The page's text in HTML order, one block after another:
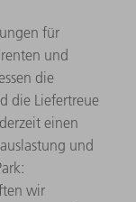
für
und
die
die Liefertreue
einen
und
wir